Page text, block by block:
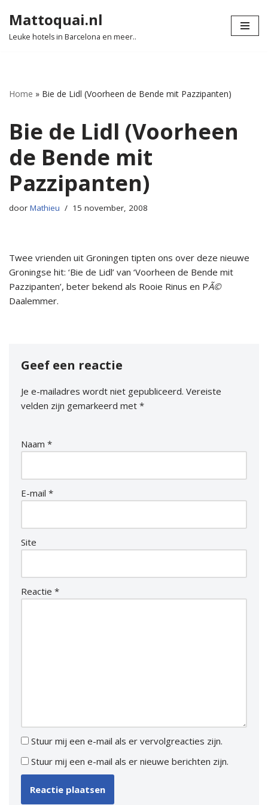
Ga
Mattoquai.nl
Leuke hotels in Barcelona en meer..
Home » Bie de Lidl (Voorheen de Bende mit Pazzipanten)
Bie de Lidl (Voorheen
de Bende mit
Pazzipanten)
door Mathieu 15 november, 2008
Twee vrienden uit Groningen tipten ons over deze nieuwe
Groningse hit: ‘Bie de Lidl’ van ‘Voorheen de Bende mit
Pazzipanten’, beter bekend als Rooie Rinus en PÃ©
Daalemmer.
Geef een reactie
Je e-mailadres wordt niet gepubliceerd. Vereiste
velden zijn gemarkeerd met *
Naam *
E-mail *
Site
Reactie *
Stuur mij een e-mail als er vervolgreacties zijn.
Stuur mij een e-mail als er nieuwe berichten zijn.